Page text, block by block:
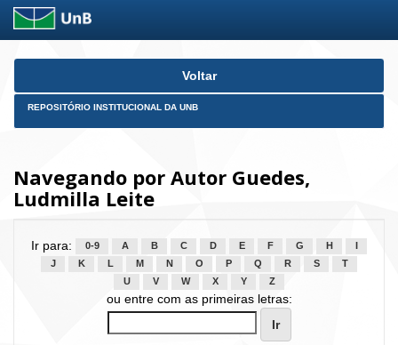
Skip
Voltar
REPOSITÓRIO INSTITUCIONAL DA UNB
Navegando por Autor Guedes,
Ludmilla Leite
Ir para: 0-9 A B C D E F G H
J
K L M N O P Q R S
T
U
V W X Y Z
ou entre com as primeiras letras: